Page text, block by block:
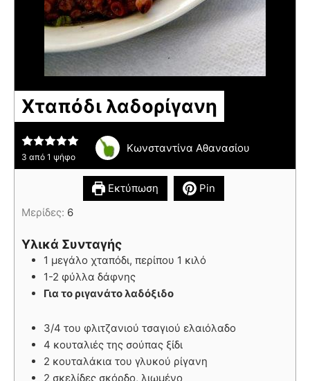
Χταπόδι λαδορίγανη
3 από 1 ψήφο
Κωνσταντίνα Αθανασίου
Εκτύπωση
Pin
Μερίδες: 6
Υλικά Συνταγής
1 μεγάλο χταπόδι, περίπου 1 κιλό
1-2 φύλλα δάφνης
Για το ριγανάτο λαδόξιδο
3/4 του φλιτζανιού τσαγιού ελαιόλαδο
4 κουταλιές της σούπας ξίδι
2 κουταλάκια του γλυκού ρίγανη
2 σκελίδες σκόρδο, λιωμένο